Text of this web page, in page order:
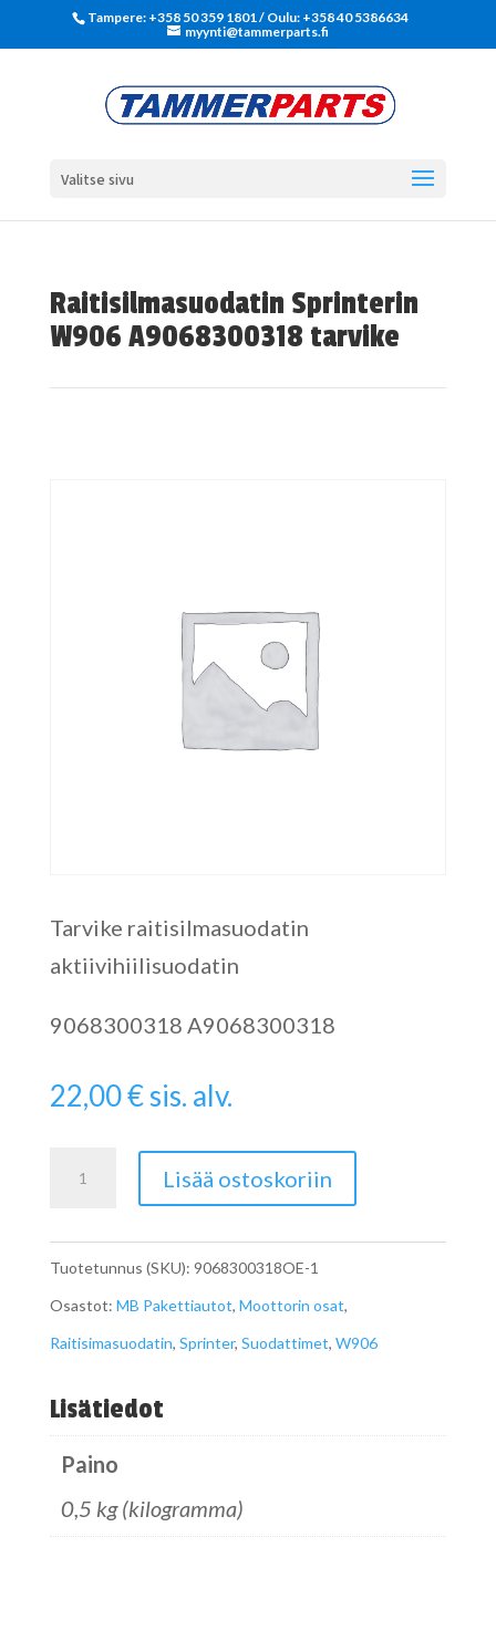
Tampere: +358 50 359 1801‬ / Oulu: +358 40 5386634
myynti@tammerparts.fi
Valitse sivu
Raitisilmasuodatin Sprinterin
W906 A9068300318 tarvike
Tarvike raitisilmasuodatin
aktiivihiilisuodatin
9068300318 A9068300318
22,00€sis. alv.
Raitisilmasuodatin
Sprinterin
W906
A9068300318
tarvike
määrä
Lisää ostoskoriin
Tuotetunnus (SKU): 9068300318OE-1
Osastot: MB Pakettiautot, Moottorin osat,
Raitisimasuodatin, Sprinter, Suodattimet, W906
Lisätiedot
Paino
0,5 kg (kilogramma)